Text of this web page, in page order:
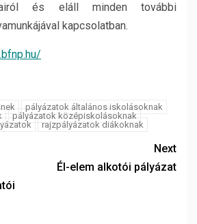
és eláll minden további
kapcsolatban.
pályázatok általános iskolásoknak
pályázatok középiskolásoknak
rajzpályázatok diákoknak
Next
Él-elem alkotói pályázat